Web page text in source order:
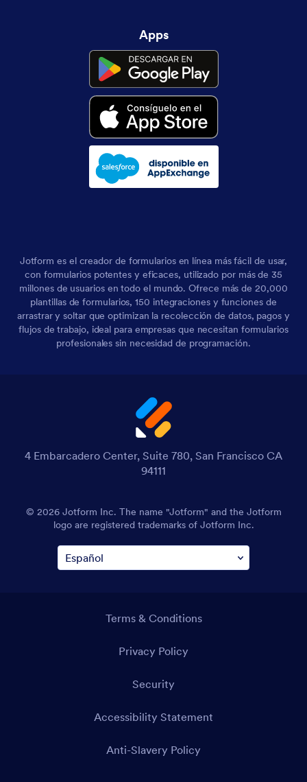
Apps
Jotform es el creador de formularios en línea más fácil de usar,
con formularios potentes y eficaces, utilizado por más de 35
millones de usuarios en todo el mundo. Ofrece más de 20,000
plantillas de formularios, 150 integraciones y funciones de
arrastrar y soltar que optimizan la recolección de datos, pagos y
flujos de trabajo, ideal para empresas que necesitan formularios
profesionales sin necesidad de programación.
4 Embarcadero Center, Suite 780, San Francisco CA
94111
© 2026 Jotform Inc. The name "Jotform" and the Jotform
logo are registered trademarks of Jotform Inc.
Terms & Conditions
Privacy Policy
Security
Accessibility Statement
Anti-Slavery Policy